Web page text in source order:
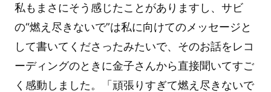
私もまさにそう感じたことがありますし、サビ
の“燃え尽きないで”は私に向けてのメッセージと
して書いてくださったみたいで、そのお話をレコ
ーディングのときに金子さんから直接聞いてすご
く感動しました。「頑張りすぎて燃え尽きないで